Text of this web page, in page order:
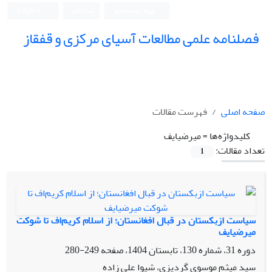
فصلنامه علمی مطالعات آسیای مرکزی و قفقاز
صفحه اصلی
فهرست مقالات
کلیدواژه‌ها =میرضیایف
تعداد مقالات:
1
سیاست ازبکستان در قبال افغانستان؛ از اسلام کریم‌اف تا شوکت
میرضیایف
دوره 31، شماره 130، تابستان 1404، صفحه
249-280
سید میثم موسوی گردیزی، شیوا علی زاده